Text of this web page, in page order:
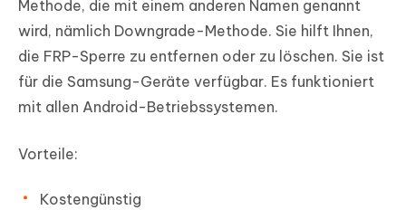
Methode, die mit einem anderen Namen genannt
wird, nämlich Downgrade-Methode. Sie hilft Ihnen,
die FRP-Sperre zu entfernen oder zu löschen. Sie ist
für die Samsung-Geräte verfügbar. Es funktioniert
mit allen Android-Betriebssystemen.
Vorteile:
Kostengünstig